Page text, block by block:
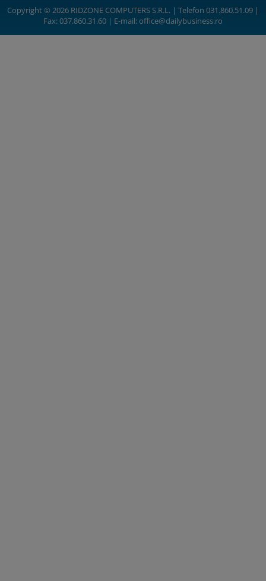
Copyright © 2026 RIDZONE COMPUTERS S.R.L. | Telefon 031.860.51.09 |
Fax: 037.860.31.60 | E-mail:office@dailybusiness.ro